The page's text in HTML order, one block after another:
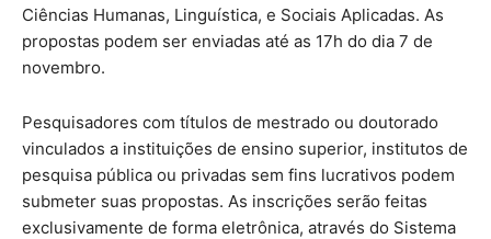
Ciências Humanas, Linguística, e Sociais Aplicadas. As
propostas podem ser enviadas até as 17h do dia 7 de
novembro.
Pesquisadores com títulos de mestrado ou doutorado
vinculados a instituições de ensino superior, institutos de
pesquisa pública ou privadas sem fins lucrativos podem
submeter suas propostas. As inscrições serão feitas
exclusivamente de forma eletrônica, através do Sistema